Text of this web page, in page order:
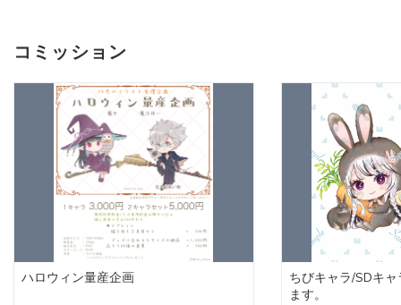
コミッション
ハロウィン量産企画
ちびキャラ/SDキ
ます。